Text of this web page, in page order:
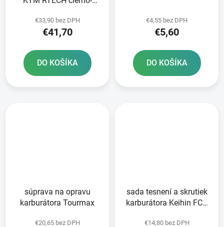
€33,90 bez DPH
€41,70
DO KOŠÍKA
€4,55 bez DPH
€5,60
DO KOŠÍKA
súprava na opravu
karburátora Tourmax
€20,65 bez DPH
sada tesnení a skrutiek
karburátora Keihin FCR
€14,80 bez DPH